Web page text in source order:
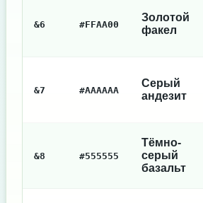
&6 #FFAA00
Золотой
факел
&7 #AAAAAA
Серый
андезит
&8 #555555
Тёмно-
серый
базальт